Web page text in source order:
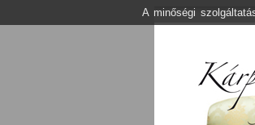
A minőségi